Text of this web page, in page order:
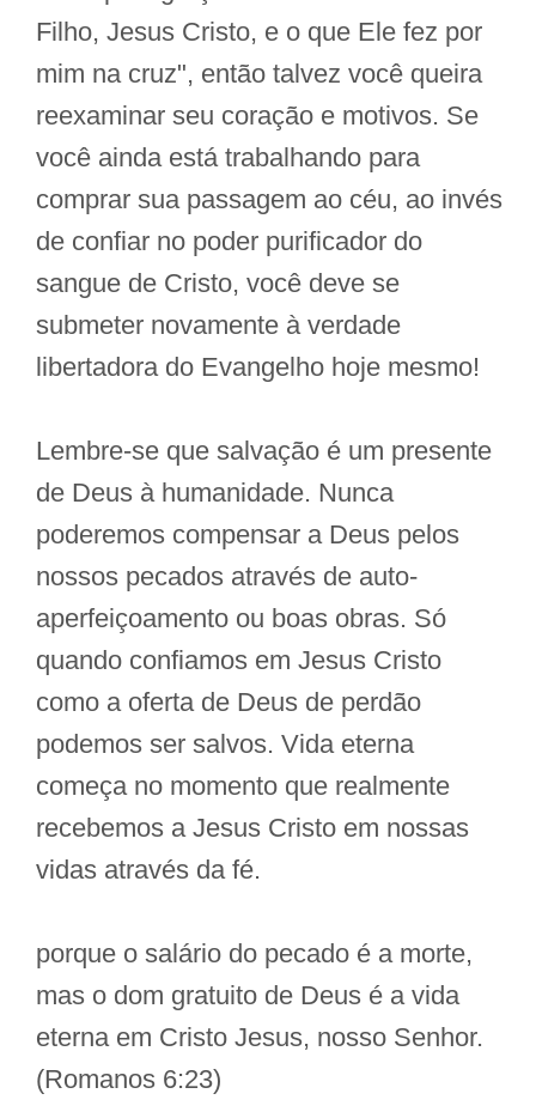
Filho, Jesus Cristo, e o que Ele fez por
mim na cruz", então talvez você queira
reexaminar seu coração e motivos. Se
você ainda está trabalhando para
comprar sua passagem ao céu, ao invés
de confiar no poder purificador do
sangue de Cristo, você deve se
submeter novamente à verdade
libertadora do Evangelho hoje mesmo!
Lembre-se que salvação é um presente
de Deus à humanidade. Nunca
poderemos compensar a Deus pelos
nossos pecados através de auto-
aperfeiçoamento ou boas obras. Só
quando confiamos em Jesus Cristo
como a oferta de Deus de perdão
podemos ser salvos. Vida eterna
começa no momento que realmente
recebemos a Jesus Cristo em nossas
vidas através da fé.
porque o salário do pecado é a morte,
mas o dom gratuito de Deus é a vida
eterna em Cristo Jesus, nosso Senhor.
(Romanos 6:23)